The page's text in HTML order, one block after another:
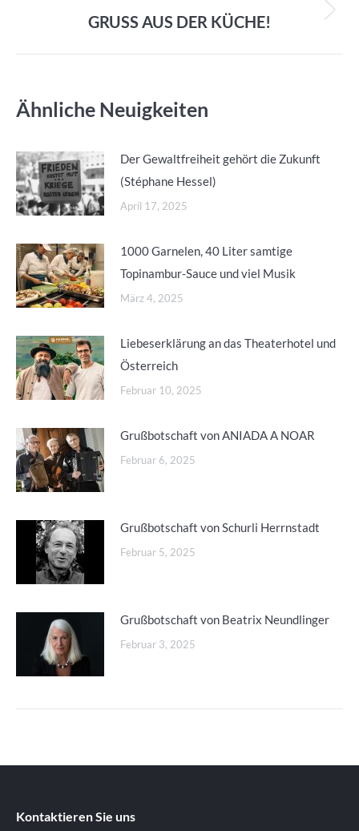
Nächster
GRUSS AUS DER KÜCHE!
Ähnliche Neuigkeiten
Der Gewaltfreiheit gehört die Zukunft
(Stéphane Hessel)
April 17, 2025
1000 Garnelen, 40 Liter samtige
Topinambur-Sauce und viel Musik
März 4, 2025
Liebeserklärung an das Theaterhotel und
Österreich
Februar 10, 2025
Grußbotschaft von ANIADA A NOAR
Februar 6, 2025
Grußbotschaft von Schurli Herrnstadt
Februar 5, 2025
Grußbotschaft von Beatrix Neundlinger
Februar 3, 2025
Kontaktieren Sie uns